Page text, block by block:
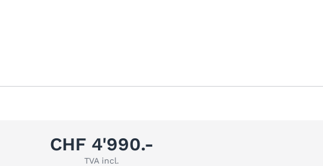
CHF 4'990.-
TVA incl.